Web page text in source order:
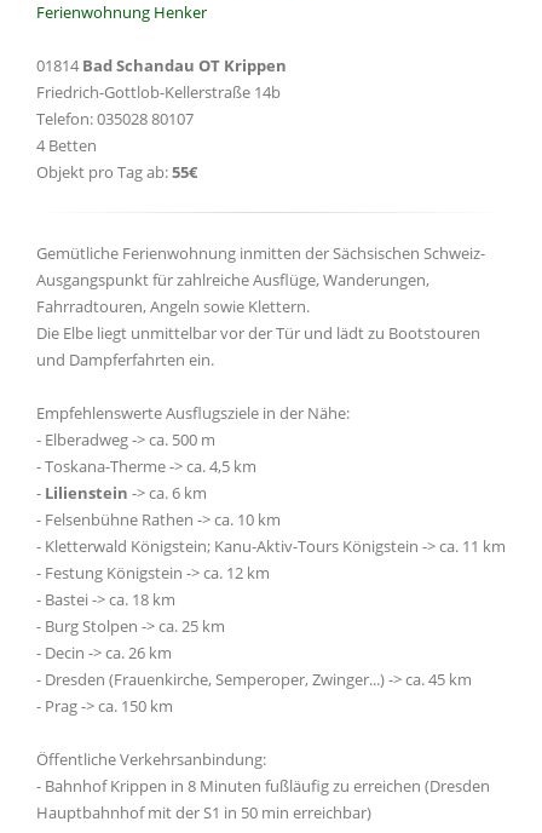
Ferienwohnung Henker
01814 Bad Schandau OT Krippen
Friedrich-Gottlob-Kellerstraße 14b
Telefon: 035028 80107
4 Betten
Objekt pro Tag ab:55€
Gemütliche Ferienwohnung inmitten der Sächsischen Schweiz-
Ausgangspunkt für zahlreiche Ausflüge, Wanderungen,
Fahrradtouren, Angeln sowie Klettern.
Die Elbe liegt unmittelbar vor der Tür und lädt zu Bootstouren
und Dampferfahrten ein.
Empfehlenswerte Ausflugsziele in der Nähe:
- Elberadweg -> ca. 500 m
- Toskana-Therme -> ca. 4,5 km
- Lilienstein -> ca. 6 km
- Felsenbühne Rathen -> ca. 10 km
- Kletterwald Königstein; Kanu-Aktiv-Tours Königstein -> ca. 11 km
- Festung Königstein -> ca. 12 km
- Bastei -> ca. 18 km
- Burg Stolpen -> ca. 25 km
- Decin -> ca. 26 km
- Dresden (Frauenkirche, Semperoper, Zwinger...) -> ca. 45 km
- Prag -> ca. 150 km
Öffentliche Verkehrsanbindung:
- Bahnhof Krippen in 8 Minuten fußläufig zu erreichen (Dresden
Hauptbahnhof mit der S1 in 50 min erreichbar)